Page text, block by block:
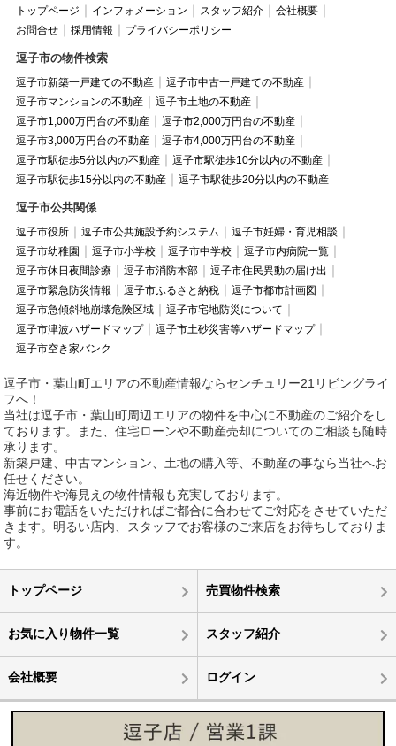
トップページ インフォメーション スタッフ紹介
会社概要
お問合せ
採用情報 プライバシーポリシー
逗子市の物件検索
逗子市新築一戸建ての不動産
逗子市中古一戸建ての不動産
逗子市マンションの不動産
逗子市土地の不動産
逗子市1,000万円台の不動産
逗子市2,000万円台の不動産
逗子市3,000万円台の不動産
逗子市4,000万円台の不動産
逗子市駅徒歩5分以内の不動産
逗子市駅徒歩10分以内の不動産
逗子市駅徒歩15分以内の不動産
逗子市駅徒歩20分以内の不動産
逗子市公共関係
逗子市役所 逗子市公共施設予約システム
逗子市妊婦・育児相談
逗子市幼稚園
逗子市小学校 逗子市中学校
逗子市内病院一覧
逗子市休日夜間診療
逗子市消防本部
逗子市住民異動の届け出
逗子市緊急防災情報
逗子市ふるさと納税
逗子市都市計画図
逗子市急傾斜地崩壊危険区域
逗子市宅地防災について
逗子市津波ハザードマップ
逗子市土砂災害等ハザードマップ
逗子市空き家バンク
逗子市・葉山町エリアの不動産情報ならセンチュリー21リビングライ
フへ！
当社は逗子市・葉山町周辺エリアの物件を中心に不動産のご紹介をし
ております。また、住宅ローンや不動産売却についてのご相談も随時
承ります。
新築戸建、中古マンション、土地の購入等、不動産の事なら当社へお
任せください。
海近物件や海見えの物件情報も充実しております。
事前にお電話をいただければご都合に合わせてご対応をさせていただ
きます。明るい店内、スタッフでお客様のご来店をお待ちしておりま
す。
トップページ 売買物件検索
お気に入り物件一覧 スタッフ紹介
会社概要 ログイン